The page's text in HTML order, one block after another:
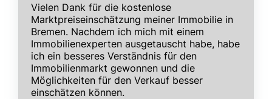
Vielen Dank für die kostenlose
Marktpreiseinschätzung meiner Immobilie in
Bremen. Nachdem ich mich mit einem
Immobilienexperten ausgetauscht habe, habe
ich ein besseres Verständnis für den
Immobilienmarkt gewonnen und die
Möglichkeiten für den Verkauf besser
einschätzen können.